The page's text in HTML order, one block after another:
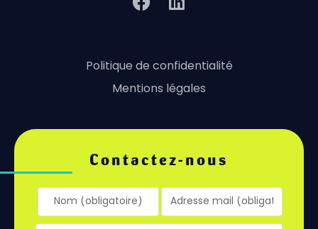
Politique de confidentialité
Mentions légales
Contactez-nous